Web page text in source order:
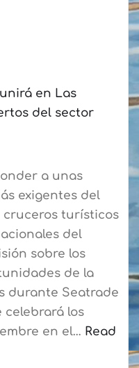
en Las
del sector
a unas
exigentes del
cruceros turísticos
del
sobre los
de la
durante Seatrade
celebrará los
en el… Read